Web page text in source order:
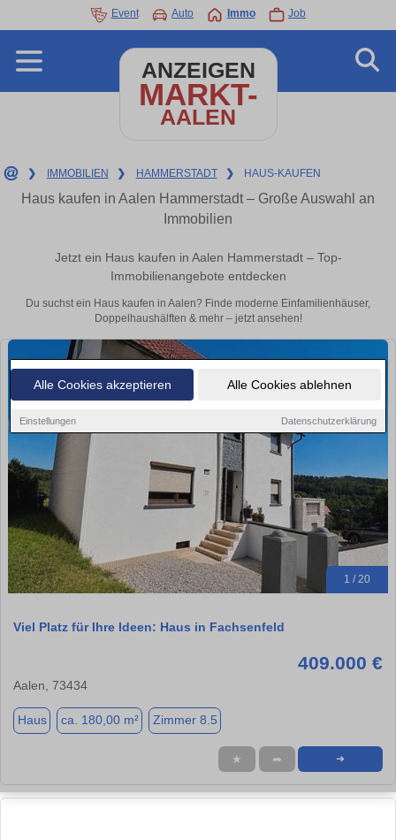
Alle Cookies akzeptieren Alle Cookies ablehnen
Einstellungen Datenschutzerklärung
Event Auto Immo Job
ANZEIGEN
MARKT-
AALEN
❯ IMMOBILIEN ❯ HAMMERSTADT ❯ HAUS-KAUFEN
Haus kaufen in Aalen Hammerstadt – Große Auswahl an
Immobilien
Jetzt ein Haus kaufen in Aalen Hammerstadt – Top-
Immobilienangebote entdecken
Du suchst ein Haus kaufen in Aalen? Finde moderne Einfamilienhäuser,
Doppelhaushälften & mehr – jetzt ansehen!
1 / 20
Viel Platz für Ihre Ideen: Haus in Fachsenfeld
409.000 €
Aalen, 73434
Haus ca. 180,00 m² Zimmer 8.5
★ ➦ ➜